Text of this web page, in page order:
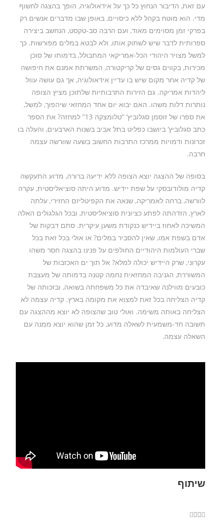
עם זאת, הדיבור הנחוץ כל כך על אידאולוגיה, הופך בהצגה לחשוף
מדי. הוא מוטח בקהל ללא כיסויים, באופן שבו מדברים אנשים רק
בפרקי זמן מסוימים מאוד, ועם הרבה סב-טקסט, הנחשב ביצירה
ספרותית לדבר שיש לשתוק אותו, ולא לבטא במלים מפורשות. כך
למשל מצויר היהודי הכל-אמריקאי המתבולל, בדמותו של סוכן
מכירות, בקווים גסים של קריקטורה, המשרתת אמנם את חיפושה
של קדיה אחר מקום שיש בו עדיין אידאולוגיה, אך גם עושה עוול
ליהדות אמריקה. גם הזירות התרבותיות שלתוכן מציץ הצופה
נותרות דלות משהו. האם יבוא יום אחד המחזאי שיהפוך, למשל,
את ספרו של זוסמן סגלוביץ’ “טלומצקה 13” למחזה? את הספר
כתב סגלוביץ’ ביושבו כפליט בתל אביב בשנות הארבעים, והעלה בו
זכרונות ודמויות ממרכז התרבות החשוב בשעה שוורשה עצמה
חרבה.
בסופה של ההצגה יוצא הצופה ללא ידיעה ברורה, מדוע התעקשה
קדיה מולודובסקי על שפת יידיש. מדוע היתה סוציאליסטית, עקרה
לוורשה, ברחה לאמריקה, שנאה את הקפיטליזם החזירי, עלתה
לארץ, הזדהתה לפתע כציונית סוציאליסטית, ובכל הגלגולים האלה
המשיכה לאחוז ביידיש כנקודת משען עיקרית. סתם דבקות של
אדם בשפת אמו, שאין להסביר במלים? או אולי בכל זאת בכל
שברי העולמות היהודיים החולפים על פנינו בהצגה חסר משהו
עקרוני, שרק היידיש יכולה למלא? אל תוך ים האכזבות של
המשוררת, הגניבה המחזאית נחמה קטנה בדמותה של מעצבת
כובעים מווילנה שאיבדה את כל משפחתה בשואה, ובזכותה של
קדיה הצליחה בכל זאת למצוא את מקומה בארץ. קדיה עצמה לא
הצליחה באותה משימה. ואולי טוב שהצופה לא יוצא מההצגה עם
תשובה חד-משמעית לשאלה מדוע, כל זמן שהוא יוצא ממנה עם
השאלה עצמה.
שיתוף